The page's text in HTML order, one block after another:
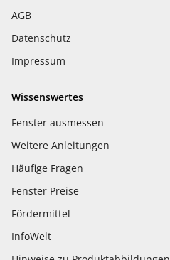
AGB
Datenschutz
Impressum
Wissenswertes
Fenster ausmessen
Weitere Anleitungen
Häufige Fragen
Fenster Preise
Fördermittel
InfoWelt